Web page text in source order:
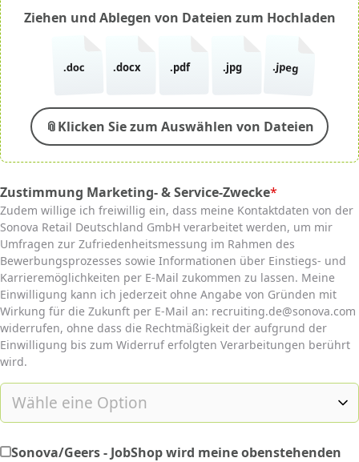
Ziehen und Ablegen von Dateien zum Hochladen
.doc .docx .pdf .jpg .jpeg
📎Klicken Sie zum Auswählen von Dateien
Zustimmung Marketing- & Service-Zwecke*
(required)
Zudem willige ich freiwillig ein, dass meine Kontaktdaten von der
Sonova Retail Deutschland GmbH verarbeitet werden, um mir
Umfragen zur Zufriedenheitsmessung im Rahmen des
Bewerbungsprozesses sowie Informationen über Einstiegs- und
Karrieremöglichkeiten per E-Mail zukommen zu lassen. Meine
Einwilligung kann ich jederzeit ohne Angabe von Gründen mit
Wirkung für die Zukunft per E-Mail an: recruiting.de@sonova.com
widerrufen, ohne dass die Rechtmäßigkeit der aufgrund der
Einwilligung bis zum Widerruf erfolgten Verarbeitungen berührt
wird.
Sonova/Geers - JobShop wird meine obenstehenden